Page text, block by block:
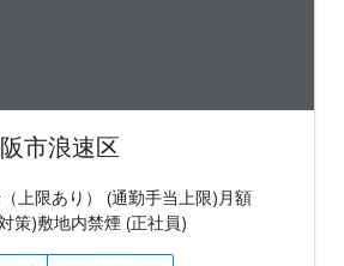
市浪速区
上限あり） (通勤手当上限)月額
策)敷地内禁煙 (正社員)